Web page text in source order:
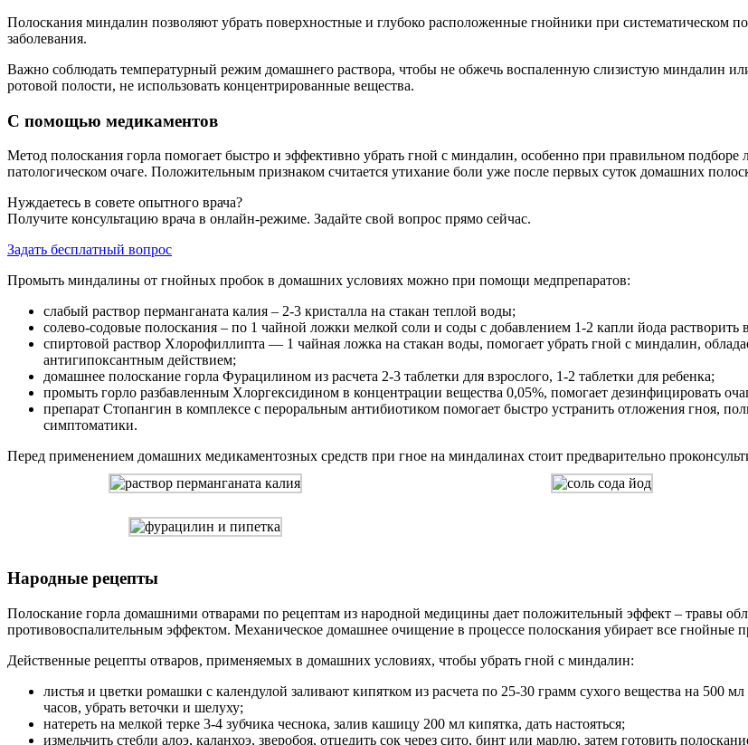
Полоскания миндалин позволяют убрать поверхностные и глубоко расположенные гнойники при систематическом
заболевания.
Важно соблюдать температурный режим домашнего раствора, чтобы не обжечь воспаленную слизистую миндалин
ротовой полости, не использовать концентрированные вещества.
С помощью медикаментов
Метод полоскания горла помогает быстро и эффективно убрать гной с миндалин, особенно при правильном подборе
патологическом очаге. Положительным признаком считается утихание боли уже после первых суток домашних
Нуждаетесь в совете опытного врача?
Получите консультацию врача в онлайн-режиме. Задайте свой вопрос прямо сейчас.
Задать бесплатный вопрос
Промыть миндалины от гнойных пробок в домашних условиях можно при помощи медпрепаратов:
слабый раствор перманганата калия – 2-3 кристалла на стакан теплой воды;
солево-содовые полоскания – по 1 чайной ложки мелкой соли и соды с добавлением 1-2 капли йода растворить
спиртовой раствор Хлорофиллипта — 1 чайная ложка на стакан воды, помогает убрать гной с миндалин,
антигипоксантным действием;
домашнее полоскание горла Фурацилином из расчета 2-3 таблетки для взрослого, 1-2 таблетки для ребенка;
промыть горло разбавленным Хлоргексидином в концентрации вещества 0,05%, помогает дезинфицировать
препарат Стопангин в комплексе с пероральным антибиотиком помогает быстро устранить отложения гноя,
симптоматики.
Перед применением домашних медикаментозных средств при гное на миндалинах стоит предварительно
Народные рецепты
Полоскание горла домашними отварами по рецептам из народной медицины дает положительный эффект – травы
противовоспалительным эффектом. Механическое домашнее очищение в процессе полоскания убирает все гнойные
Действенные рецепты отваров, применяемых в домашних условиях, чтобы убрать гной с миндалин:
листья и цветки ромашки с календулой заливают кипятком из расчета по 25-30 грамм сухого вещества на 500
часов, убрать веточки и шелуху;
натереть на мелкой терке 3-4 зубчика чеснока, залив кашицу 200 мл кипятка, дать настояться;
измельчить стебли алоэ, каланхоэ, зверобоя, отцедить сок через сито, бинт или марлю, затем готовить